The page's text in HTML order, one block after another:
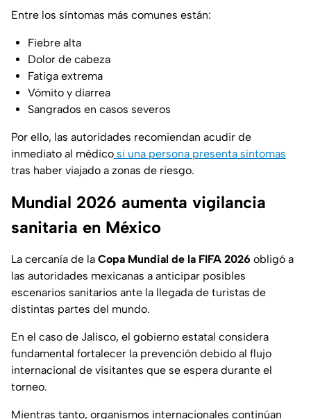
Entre los síntomas más comunes están:
Fiebre alta
Dolor de cabeza
Fatiga extrema
Vómito y diarrea
Sangrados en casos severos
Por ello, las autoridades recomiendan acudir de
inmediato al médico si una persona presenta síntomas
tras haber viajado a zonas de riesgo.
Mundial 2026 aumenta vigilancia
sanitaria en México
La cercanía de la Copa Mundial de la FIFA 2026 obligó a
las autoridades mexicanas a anticipar posibles
escenarios sanitarios ante la llegada de turistas de
distintas partes del mundo.
En el caso de Jalisco, el gobierno estatal considera
fundamental fortalecer la prevención debido al flujo
internacional de visitantes que se espera durante el
torneo.
Mientras tanto, organismos internacionales continúan